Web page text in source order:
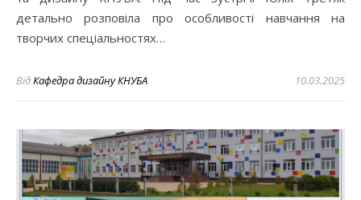
детально розповіла про особливості навчання на
творчих спеціальностях…
ВідКафедра дизайну КНУБА 10.03.2025